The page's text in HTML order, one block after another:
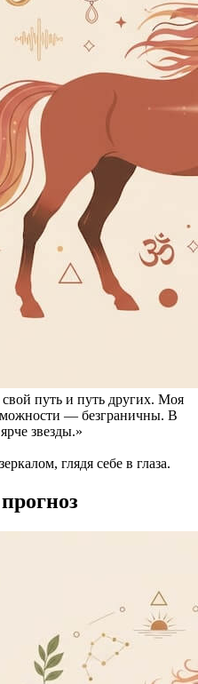
свой путь и путь других. Моя
— безграничны. В
звезды.»
глядя себе в глаза.